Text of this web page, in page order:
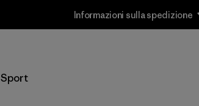
Informazioni sulla spedizione
Sport